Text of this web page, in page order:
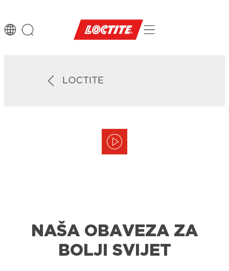
LOCTITE
NAŠA OBAVEZA ZA
BOLJI SVIJET